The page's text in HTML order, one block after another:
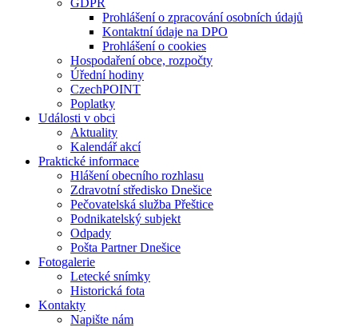
GDPR
Prohlášení o zpracování osobních údajů
Kontaktní údaje na DPO
Prohlášení o cookies
Hospodaření obce, rozpočty
Úřední hodiny
CzechPOINT
Poplatky
Události v obci
Aktuality
Kalendář akcí
Praktické informace
Hlášení obecního rozhlasu
Zdravotní středisko Dnešice
Pečovatelská služba Přeštice
Podnikatelský subjekt
Odpady
Pošta Partner Dnešice
Fotogalerie
Letecké snímky
Historická fota
Kontakty
Napište nám